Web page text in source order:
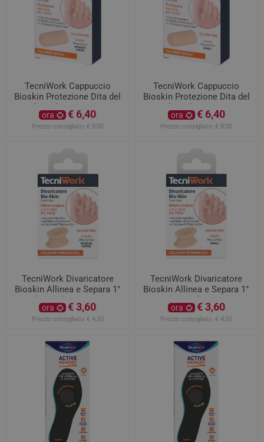
TecniWork Cappuccio
Bioskin Protezione Dita del
piede taglia M/L 1 pezzo
ora € 6,40
Prezzo consigliato: € 8,00
TecniWork Cappuccio
Bioskin Protezione Dita del
piede taglia S 1 pezzo
ora € 6,40
Prezzo consigliato: € 8,00
TecniWork Divaricatore
Bioskin Allinea e Separa 1°
e 2° dito taglia M/L 1pezzo
ora € 3,60
Prezzo consigliato: € 4,50
TecniWork Divaricatore
Bioskin Allinea e Separa 1°
e 2° dito taglia S 1pezzo
ora € 3,60
Prezzo consigliato: € 4,50